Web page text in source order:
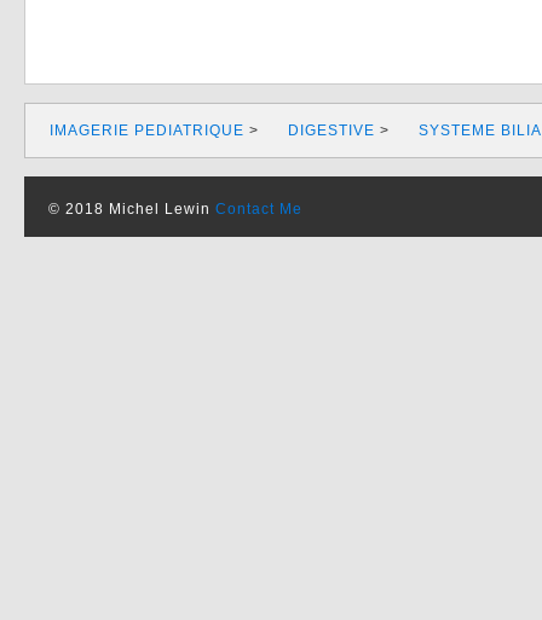
IMAGERIE PEDIATRIQUE > DIGESTIVE > SYSTEME
© 2018 Michel Lewin Contact Me